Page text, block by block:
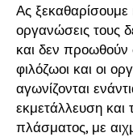
Ας ξεκαθαρίσουμε
οργανώσεις τους
και δεν προωθούν
φιλόζωοι και οι
αγωνίζονται
εκμετάλλευση και
πλάσματος, με